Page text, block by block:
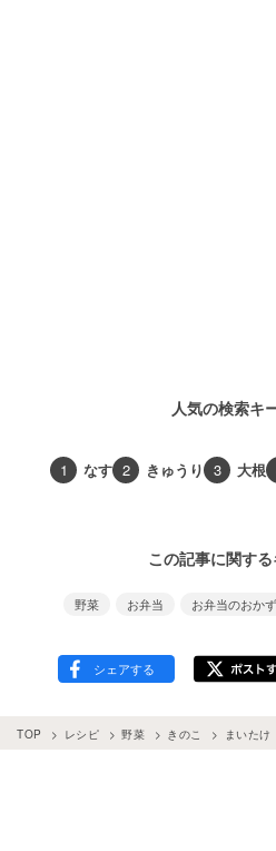
人気の検索キ
1 なす 2 きゅうり 3 大根
この記事に関す
野菜 お弁当 お弁当のおかず
TOP レシピ 野菜 きのこ まいたけ